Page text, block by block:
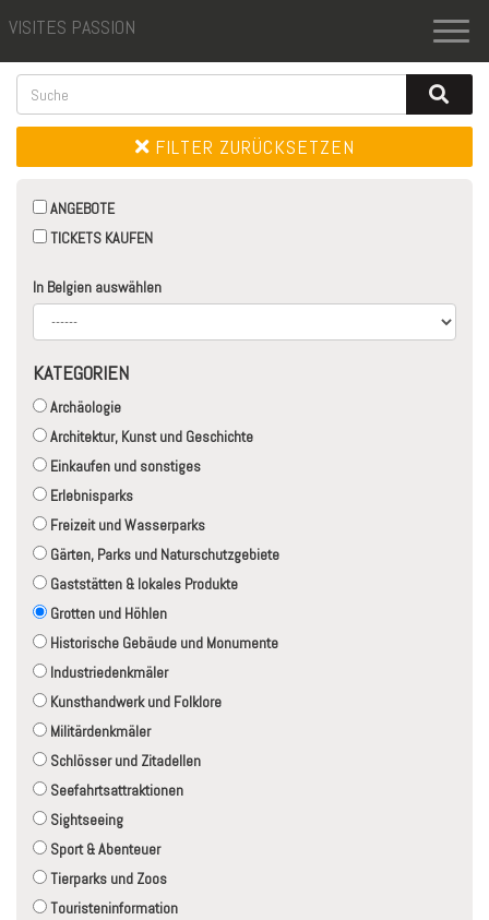
VISITES PASSION
FILTER ZURÜCKSETZEN
ANGEBOTE
TICKETS KAUFEN
In Belgien auswählen
KATEGORIEN
Archäologie
Architektur, Kunst und Geschichte
Einkaufen und sonstiges
Erlebnisparks
Freizeit und Wasserparks
Gärten, Parks und Naturschutzgebiete
Gaststätten & lokales Produkte
Grotten und Höhlen
Historische Gebäude und Monumente
Industriedenkmäler
Kunsthandwerk und Folklore
Militärdenkmäler
Schlösser und Zitadellen
Seefahrtsattraktionen
Sightseeing
Sport & Abenteuer
Tierparks und Zoos
Touristeninformation